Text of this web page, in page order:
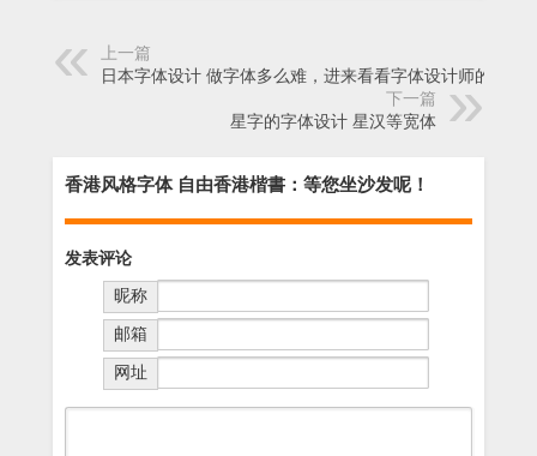
上一篇
日本字体设计 做字体多么难，进来看看字体设计师的手
下一篇
星字的字体设计 星汉等宽体
香港风格字体 自由香港楷書：等您坐沙发呢！
发表评论
昵称
邮箱
网址